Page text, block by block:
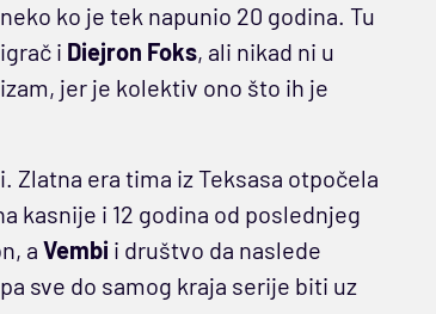
ko je tek napunio 20 godina. Tu
i Diejron Foks, ali nikad ni u
jer je kolektiv ono što ih je
Zlatna era tima iz Teksasa otpočela
kasnije i 12 godina od poslednjeg
a Vembi i društvo da naslede
sve do samog kraja serije biti uz